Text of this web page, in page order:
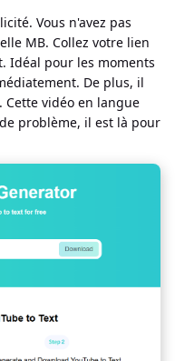
Vous n'avez pas
MB. Collez votre lien
Idéal pour les moments
De plus, il
vidéo en langue
problème, il est là pour